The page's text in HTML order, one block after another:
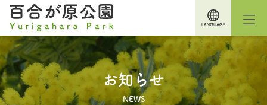
お知らせ
NEWS